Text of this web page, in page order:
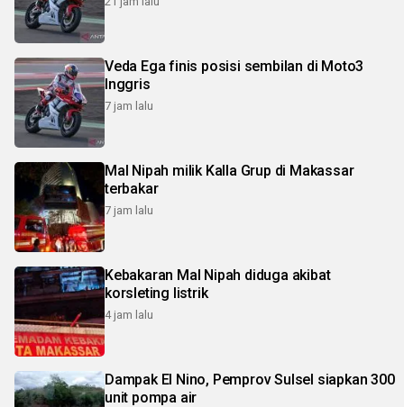
Veda Ega finis posisi sembilan di Moto3
Inggris
7 jam lalu
Mal Nipah milik Kalla Grup di Makassar
terbakar
7 jam lalu
Kebakaran Mal Nipah diduga akibat
korsleting listrik
4 jam lalu
Dampak El Nino, Pemprov Sulsel siapkan 300
unit pompa air